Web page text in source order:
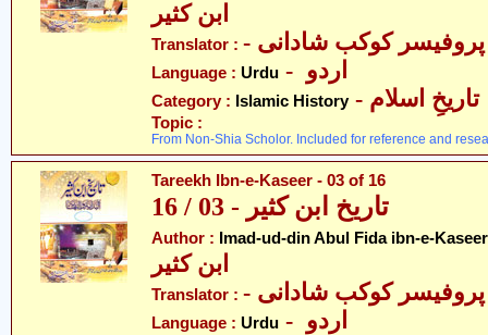
ابن کثیر
Translator : - پروفیسر کوکب شادانی
Language : Urdu
Category : Islamic History - تاریخِ اسلام
Topic :
From Non-Shia Scholor. Included for reference and
Tareekh Ibn-e-Kaseer - 03 of 16
تاریخ ابن کثیر - 03 / 16
Author : Imad-ud-din Abul Fida ibn-e-Kaseer
ابن کثیر
Translator : - پروفیسر کوکب شادانی
Language : Urdu